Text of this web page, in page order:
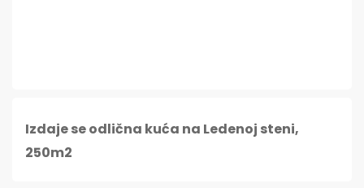
Izdaje se odlična kuća na Ledenoj steni,
250m2